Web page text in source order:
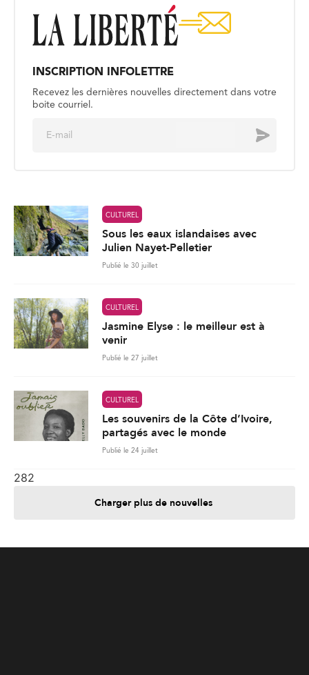
INSCRIPTION INFOLETTRE
Recevez les dernières nouvelles directement dans votre
boite courriel.
Envoyer
CULTUREL
Sous les eaux islandaises avec
Julien Nayet-Pelletier
Publié le 30 juillet
CULTUREL
Jasmine Elyse : le meilleur est à
venir
Publié le 27 juillet
CULTUREL
Les souvenirs de la Côte d’Ivoire,
partagés avec le monde
Publié le 24 juillet
282
Charger plus de nouvelles